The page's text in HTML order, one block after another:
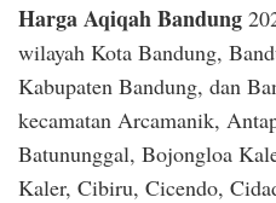
Harga Aqiqah Bandung
wilayah Kota Bandung,
Kabupaten Bandung, dan
kecamatan Arcamanik,
Batununggal, Bojongloa
Kaler, Cibiru, Cicendo,